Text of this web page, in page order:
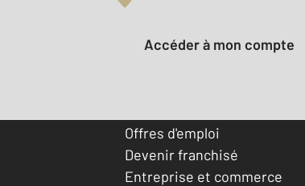
Votre compte :
Accéder à mon compte
Offres d'emploi
Devenir franchisé
Entreprise et commerce